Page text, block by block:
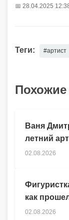
📅 28.04.2025
Теги: #артист
Похожие
Ваня
летний
02.08.2026
как
02.08.2026